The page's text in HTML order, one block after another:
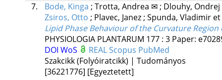
7.
Bode, Kinga ; Trotta, Andrea ✉ ; Dlouhy, Ondrej
Zsiros, Otto ; Plavec, Janez ; Spunda, Vladimir
Lipid Phase Behaviour of the Curvature
PHYSIOLOGIA PLANTARUM 177: 3 Paper:
DOI WoS REALScopus PubMed
Szakcikk (Folyóiratcikk) | Tudományos
[36221776] [Egyeztetett]